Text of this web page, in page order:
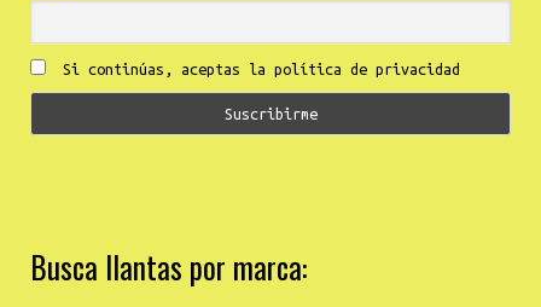
Si continúas, aceptas la política de privacidad
Busca llantas por marca: